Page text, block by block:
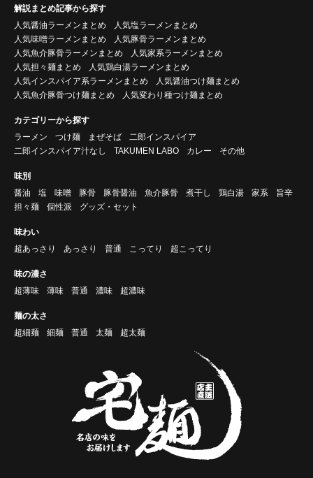
解説まとめ記事から探す
人気醤油ラーメンまとめ
人気塩ラーメンまとめ
人気味噌ラーメンまとめ
人気豚骨ラーメンまとめ
人気魚介豚骨ラーメンまとめ
人気家系ラーメンまとめ
人気担々麺まとめ
人気鶏白湯ラーメンまとめ
人気インスパイア系ラーメンまとめ
人気醤油つけ麺まとめ
人気魚介豚骨つけ麺まとめ
人気変わり種つけ麺まとめ
カテゴリーから探す
ラーメン
つけ麺 まぜそば
二郎インスパイア
二郎インスパイア汁なし
TAKUMEN LABO カレー その他
味別
醤油
塩 味噌 豚骨 豚骨醤油 魚介豚骨 煮干し 鶏白湯 家系
旨辛
担々麺
個性派 グッズ・セット
味わい
超あっさり
あっさり 普通 こってり 超こってり
味の濃さ
超薄味
薄味 普通 濃味 超濃味
麺の太さ
超細麺
細麺 普通 太麺 超太麺